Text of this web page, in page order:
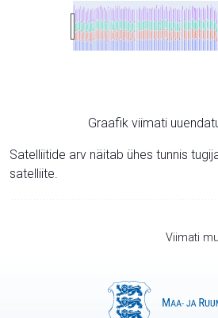
Graafik viimati
Satelliitide arv näitab ühes tunnis
satelliite.
Viimati